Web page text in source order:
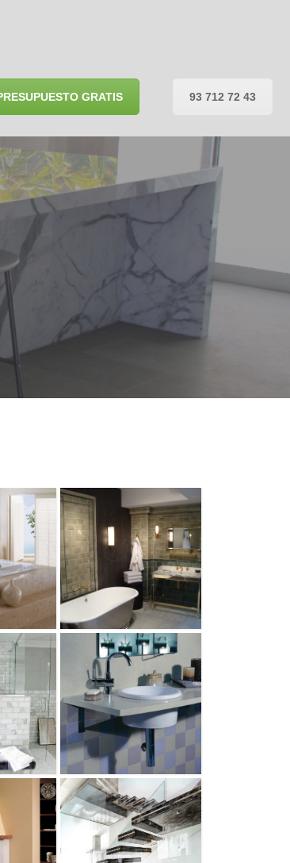
GRATIS 93 712 72 43